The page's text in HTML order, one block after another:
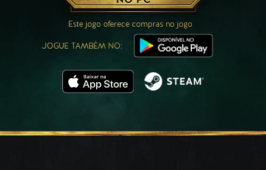
Este jogo oferece compras no jogo
JOGUE TAMBÉM NO: